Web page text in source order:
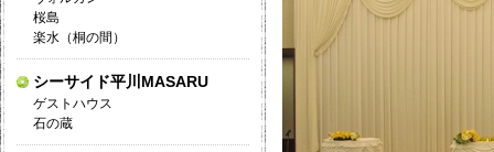
桜島
楽水（桐の間）
シーサイド平川MASARU
ゲストハウス
石の蔵